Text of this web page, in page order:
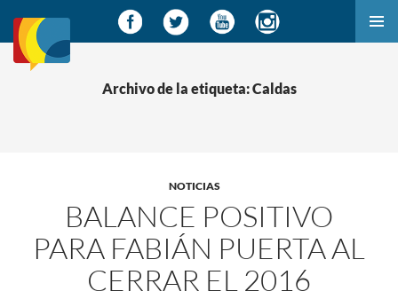
SALTAR
AL
CONTENIDO
Archivo de la etiqueta: Caldas
NOTICIAS
BALANCE POSITIVO
PARA FABIÁN PUERTA AL
CERRAR EL 2016